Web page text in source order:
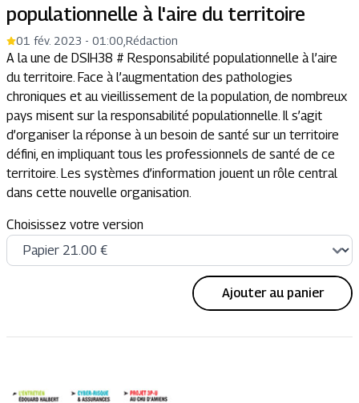
populationnelle à l'aire du territoire
01 fév. 2023 - 01:00 Rédaction
A la une de DSIH38 # Responsabilité populationnelle à l’aire
du territoire. Face à l’augmentation des pathologies
chroniques et au vieillissement de la population, de nombreux
pays misent sur la responsabilité populationnelle. Il s’agit
d’organiser la réponse à un besoin de santé sur un territoire
défini, en impliquant tous les professionnels de santé de ce
territoire. Les systèmes d’information jouent un rôle central
dans cette nouvelle organisation.
Choisissez votre version
Ajouter au panier